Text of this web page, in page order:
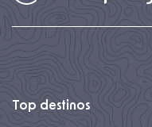
Top destinos